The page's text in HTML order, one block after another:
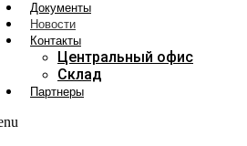
Документы
Новости
Контакты
Центральный офис
Склад
Партнеры